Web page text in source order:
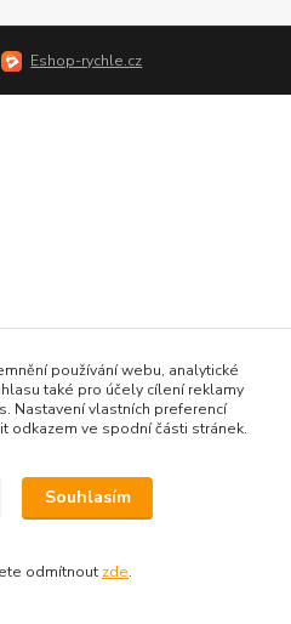
Eshop-rychle.cz
používání webu, analytické
také pro účely cílení reklamy
Nastavení vlastních preferencí
odkazem ve spodní části stránek.
Souhlasím
odmítnout zde.